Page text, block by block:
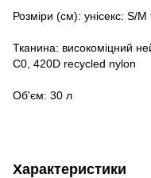
Розміри (см): унісекс: S/
Тканина: високоміцний
C0, 420D recycled nylon
Об'єм: 30 л
Характеристики